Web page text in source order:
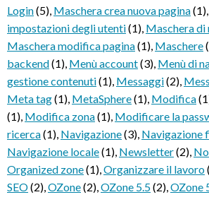
Login(5), Maschera crea nuova pagina(1),
impostazioni degli utenti(1), Maschera
Maschera modifica pagina(1), Maschere
backend(1), Menù account(3), Menù di
gestione contenuti(1), Messaggi(2),
Meta tag(1), MetaSphere(1), Modifica
(1), Modifica zona(1), Modificare la
ricerca(1), Navigazione(3), Navigazione
Navigazione locale(1), Newsletter(2),
Organized zone(1),Organizzare il lavoro
SEO(2),OZone(2),OZone 5.5(2),OZone